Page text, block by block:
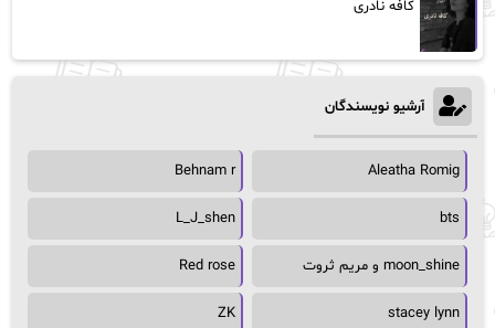
کافه نادری
آرشیو نویسندگان
Aleatha Romig
Behnam r
bts
L_J_shen
moon_shine و مریم ثروت Red rose
stacey lynn
ZK